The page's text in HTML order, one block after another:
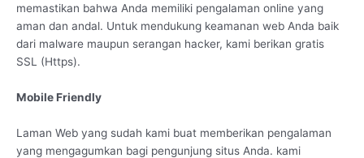
memastikan bahwa Anda memiliki pengalaman online yang
aman dan andal. Untuk mendukung keamanan web Anda baik
dari malware maupun serangan hacker, kami berikan gratis
SSL (Https).
Mobile Friendly
Laman Web yang sudah kami buat memberikan pengalaman
yang mengagumkan bagi pengunjung situs Anda. kami